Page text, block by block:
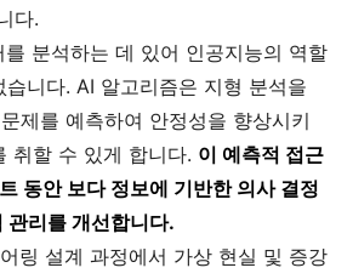
다.
분석하는 데 있어 인공지능의 역할
니다. AI 알고리즘은 지형 분석을
제를 예측하여 안정성을 향상시키
취할 수 있게 합니다. 이 예측적 접근
동안 보다 정보에 기반한 의사 결정
관리를 개선합니다.
링 설계 과정에서 가상 현실 및 증강